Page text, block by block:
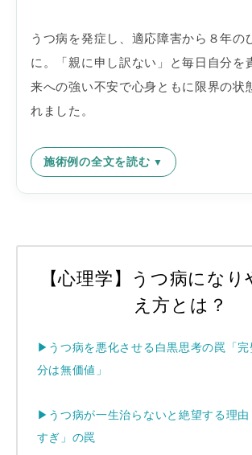
うつ病を発症し、適応障害から８年の
に。「親に申し訳ない」と毎日自分を
来への強い不安で心身ともに限界の状
れました。
施術例の全文を読む
【心理学】うつ病にな
え方とは？
▶うつ病を悪化させる白黒思考の罠「完
分は無価値」
▶うつ病が一生治らないと絶望する理由
すぎ」の罠